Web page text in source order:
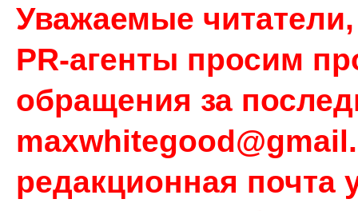
Уважаемые
PR-агенты просим
обращения за
редакционная почта